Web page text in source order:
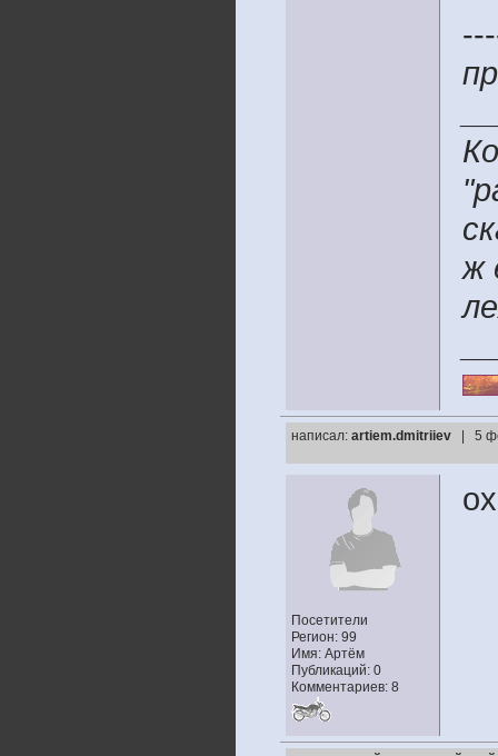
ж
написал: artiem.dmitriiev | 5
Посетители
Регион: 99
Имя: Артём
Публикаций: 0
Комментариев: 8